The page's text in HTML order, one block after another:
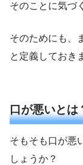
そのことに気づ
そのためにも、
と定義しておき
口が悪いとは
そもそも口が悪
しょうか？